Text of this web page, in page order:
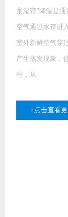
案湿帘”降温是
空气通过水帘进
室外新鲜空气穿
产生蒸发现象，
程，从
+点击查看